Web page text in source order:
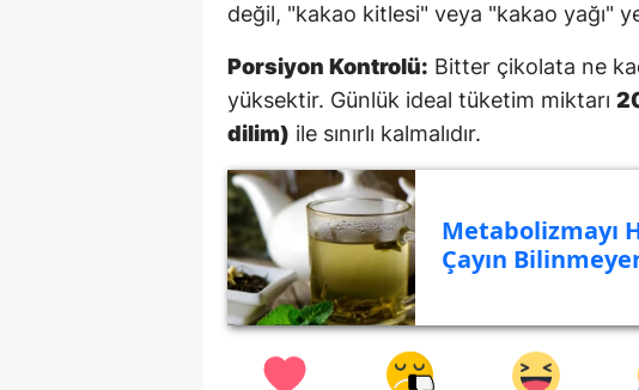
değil, "kakao kitlesi" veya "kakao yağı"
Porsiyon Kontrolü: Bitter çikolata ne
yüksektir. Günlük ideal tüketim miktarı
dilim) ile sınırlı kalmalıdır.
Metabolizmayı
Çayın